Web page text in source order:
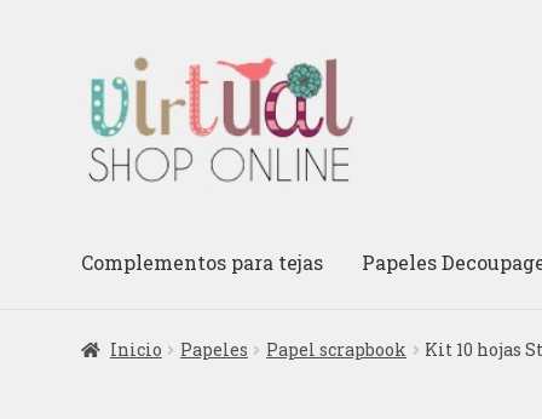
la
navegación
al
contenido
Complementos para tejas Papeles
Inicio Papeles Papel scrapbook Kit 10 hojas